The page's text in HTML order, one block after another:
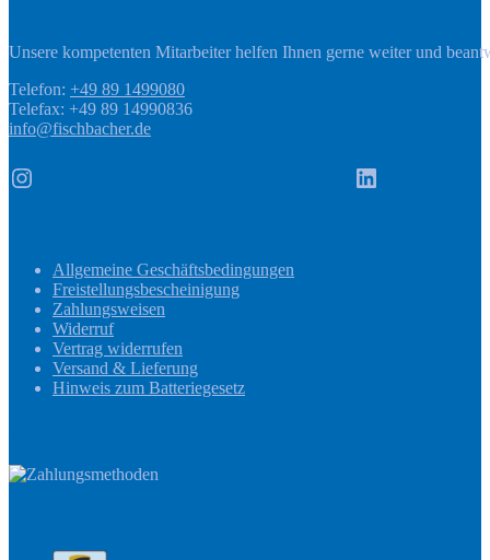
Unsere kompetenten Mitarbeiter helfen Ihnen gerne weiter und
Telefon: +49 89 1499080
Telefax: +49 89 14990836
info@fischbacher.de
Instagram LinkedIn
Allgemeine Geschäftsbedingungen
Freistellungsbescheinigung
Zahlungsweisen
Widerruf
Vertrag widerrufen
Versand & Lieferung
Hinweis zum Batteriegesetz